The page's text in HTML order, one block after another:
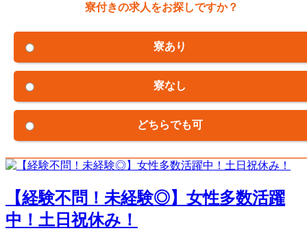
寮付きの求人をお探しですか？
寮あり
寮なし
どちらでも可
【経験不問！未経験◎】女性多数活躍
中！土日祝休み！